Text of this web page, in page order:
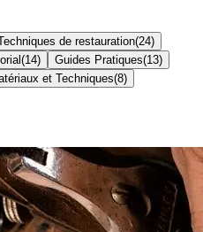
de restauration(24)
(14) Guides Pratiques(13)
et Techniques(8)